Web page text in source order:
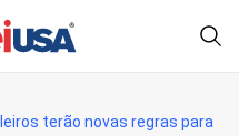
terão novas regras para